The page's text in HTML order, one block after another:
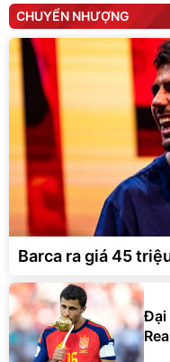
CHUYỂN NHƯỢNG
Barca ra giá 45
Đại